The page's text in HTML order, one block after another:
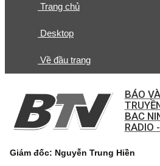
Trang chủ
Desktop
Về đầu trang
BÁO
BAC
RADIO
Giám đốc: Nguyễn Trung Hiền